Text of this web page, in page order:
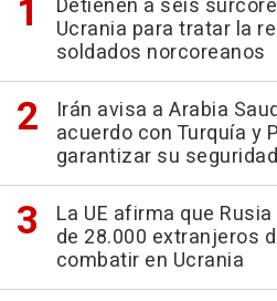
Detienen a seis
Ucrania para tratar la
soldados norcoreanos
Irán avisa a Arabia
acuerdo con Turquía y
garantizar su seguridad
La UE afirma que
de 28.000 extranjeros
combatir en Ucrania